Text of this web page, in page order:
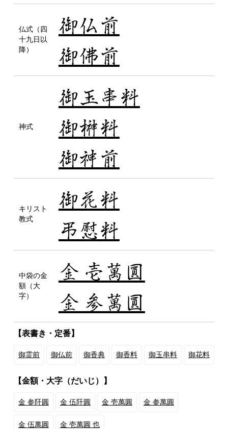
仏式（四
十九日以
降）
御仏前
御佛前
神式
御玉串料
御榊料
御神前
キリスト
教式
御花料
弔慰料
中袋の金
額（大
字）
金 壱萬圓
金 参萬圓
【表書き・定番】
御霊前 御仏前 御香典 御香料 御玉串料 御花料
【金額・大字（だいじ）】
金 参阡圓 金 伍阡圓 金 壱萬圓 金 参萬圓
金 伍萬圓 金 壱萬圓 也